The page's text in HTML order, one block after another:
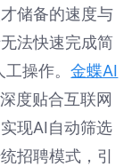
储备的速度与
法快速完成简
工操作。金蝶AI
度贴合互联网
现AI自动筛选
招聘模式，引